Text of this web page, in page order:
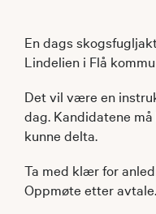
En dags
Lindelien i Flå
Det vil være en
dag. Kandidatene
kunne delta.
Ta med klær for
Oppmøte etter avtale.